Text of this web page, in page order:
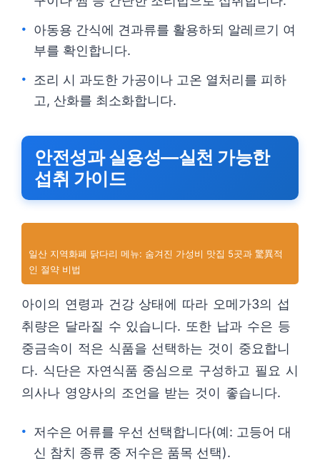
아동용 간식에 견과류를 활용하되 알레르기 여
부를 확인합니다.
조리 시 과도한 가공이나 고온 열처리를 피하
고, 산화를 최소화합니다.
안전성과 실용성—실천 가능한
섭취 가이드
일산 지역화폐 닭다리 메뉴: 숨겨진 가성비 맛집 5곳과 驚異적
인 절약 비법
아이의 연령과 건강 상태에 따라 오메가3의 섭
취량은 달라질 수 있습니다. 또한 납과 수은 등
중금속이 적은 식품을 선택하는 것이 중요합니
다. 식단은 자연식품 중심으로 구성하고 필요 시
의사나 영양사의 조언을 받는 것이 좋습니다.
저수은 어류를 우선 선택합니다(예: 고등어 대
신 참치 종류 중 저수은 품목 선택).